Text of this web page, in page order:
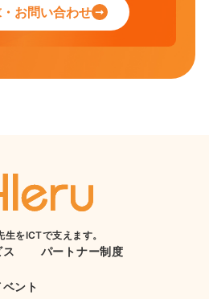
お問い合わせ
生をICTで支えます。
ント
パートナー制度